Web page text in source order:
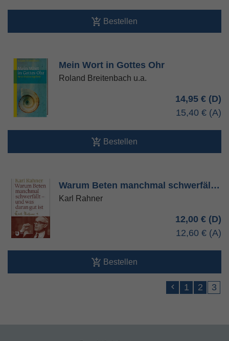
Bestellen
Mein Wort in Gottes Ohr
Roland Breitenbach u.a.
14,95 €
15,40 €
Bestellen
Warum Beten manchmal schwerfäl…
Karl Rahner
12,00 €
12,60 €
Bestellen
1 2 3